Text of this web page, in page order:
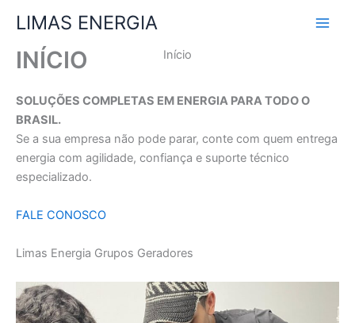
para
conteúdo
LIMAS ENERGIA
Início
INÍCIO
SOLUÇÕES COMPLETAS EM ENERGIA PARA TODO O
BRASIL.
Se a sua empresa não pode parar, conte com quem entrega
energia com agilidade, confiança e suporte técnico
especializado.
FALE CONOSCO
Limas Energia Grupos Geradores